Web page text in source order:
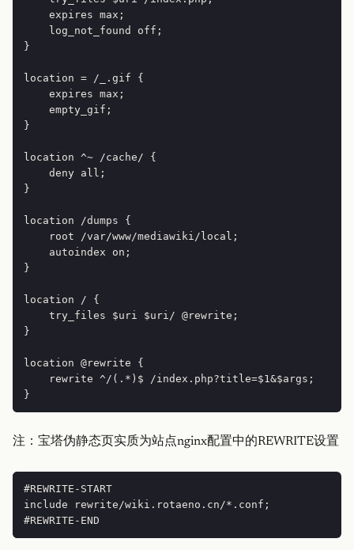
    expires max;
    log_not_found off;
}
location = /_.gif {
    expires max;
    empty_gif;
}
location ^~ /cache/ {
    deny all;
}
location /dumps {
    root /var/www/mediawiki/local;
    autoindex on;
}
location / {
    try_files $uri $uri/ @rewrite;
}
location @rewrite {
    rewrite ^/(.*)$ /index.php?title=$1&$args;
注：宝塔伪静态页实质为站点nginx配置中的REWRITE设置
#REWRITE-START
include rewrite/wiki.rotaeno.cn/*.conf;